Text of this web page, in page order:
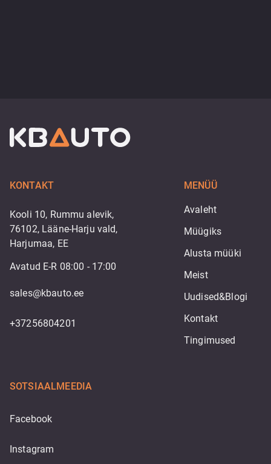
KONTAKT
Kooli 10, Rummu alevik,
76102, Lääne-Harju vald,
Harjumaa, EE
Avatud E-R 08:00 - 17:00
sales@kbauto.ee
+37256804201
MENÜÜ
Avaleht
Müügiks
Alusta müüki
Meist
Uudised&Blogi
Kontakt
Tingimused
SOTSIAALMEEDIA
Facebook
Instagram